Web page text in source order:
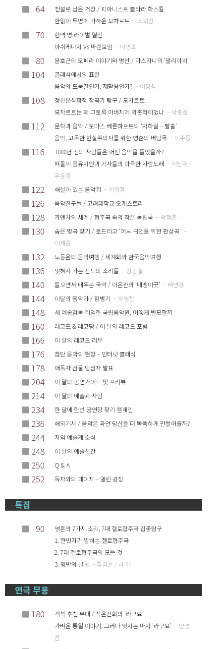
■ 64
전설로 남은 거장 / 피아니스트 클라라 하스킬
한없이 투명에 가까운 모차르트 – 조희창
■ 70
현역 명 라이벌 열전
아쉬케나지 Vs 바렌보임 – 이영조
■ 80 문호근의 오페라 이야기와 명반 / 마스카니의 ‘팔리아치’
■ 104
클래식에서의 표절
음악의 도둑질인가, 재활용인가? – 이장석
■ 108
정신분석학적 작곡가 탐구 / 모차르트
모차르트는 왜 그토록 아버지에 의존적이었나 – 박종호
■ 112
문학과 음악 / 토마스 베른하르트의 ‘지하실 – 탈출’
음악, 고독한 현실주의자를 위한 영혼의 버팀목 – 이주동
■ 116
1000년 전의 사람들은 어떤 음악을 들었을까?
떠돌이 음유시인과 기사들의 아득한 사랑노래 – 이남재 /
유윤종
■ 122 해설이 있는 음악회 – 이희정
■ 126 음악친구들 / 고려대학교 오케스트라
■ 128 카덴차의 세계 / 협주곡 속의 작은 독립국 – 박정준
■ 130 숨은 명곡 찾기 / 로드리고 ‘어느 귀인을 위한 환상곡’ –
이재준
■ 132 노동은의 음악여행 / 세계화와 한국음악여행
■ 136 잊혀져 가는 진도의 소리들 – 장광열
■ 140 들으면서 배우는 국악 / 이은관의 ‘배뱅이굿’ – 배연형
■ 144 이달의 음악가 / 황병기 – 양영찬
■ 148 새 예술감독 취임한 국립음악원, 어떻게 변모할까
■ 160 레코드 & 레코딩 / 이 달의 레코드 포럼
■ 166 이 달의 레코드 리뷰
■ 176 첨단 음악의 현장 – 인터넷 클래식
■ 178 애독자 선물 당첨자 발표
■ 204 이 달의 공연가이드 및 프리뷰
■ 214 이 달의 예술과 사람
■ 234 한 달에 한번 공연장 찾기 캠페인
■ 236 해외기사 / 음악은 과연 당신을 더 똑똑하게 만들어줄까?
■ 244 지역 예술계 소식
■ 248 이 달의 예술신간
■ 250 Q & A
■ 252 독자와의 페이지 – 열린 광장
특집
■ 90
영혼의 7가지 소리, 7대 첼로협주곡 집중탐구
1. 현민자가 말하는 첼로협주곡
2. 7대 첼로협주곡의 모든 것
3. 명반의 발굴 – 김경순 / 허 제
연극 무용
■ 180
객석 추천 무대 / 작은신화의 ‘라구요’
가벼운 통일 이야기, 그러나 잊지는 마시 ‘라구요’ – 양영
찬